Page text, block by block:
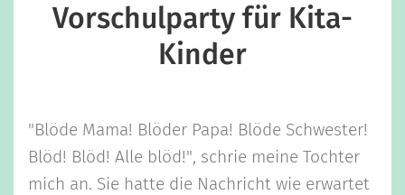
Vorschulparty für Kita-
Kinder
"Blöde Mama! Blöder Papa! Blöde Schwester!
Blöd! Blöd! Alle blöd!", schrie meine Tochter
mich an. Sie hatte die Nachricht wie erwartet